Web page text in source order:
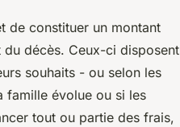
de constituer un montant
décès. Ceux-ci disposent
souhaits - ou selon les
famille évolue ou si les
tout ou partie des frais,